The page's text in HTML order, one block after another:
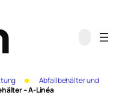
Abfallbehälter und
– A-Linéa